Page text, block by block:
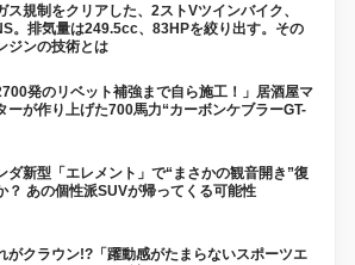
ス規制をクリアした、2ストVツインバイク、
。排気量は249.5cc、83HPを絞り出す。その
ジンの技術とは
発のリベット補強まで自ら施工！」居酒屋マ
ーが作り上げた700馬力“カーボンケブラーGT-
ダ新型「エレメント」で“まさかの観音開き”復
？ あの個性派SUVが帰ってくる可能性
がクラウン!?「躍動感がたまらないスポーツエ